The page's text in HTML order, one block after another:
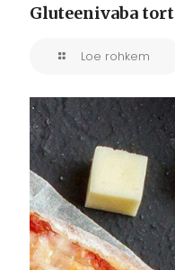
Gluteenivaba tort
Loe rohkem